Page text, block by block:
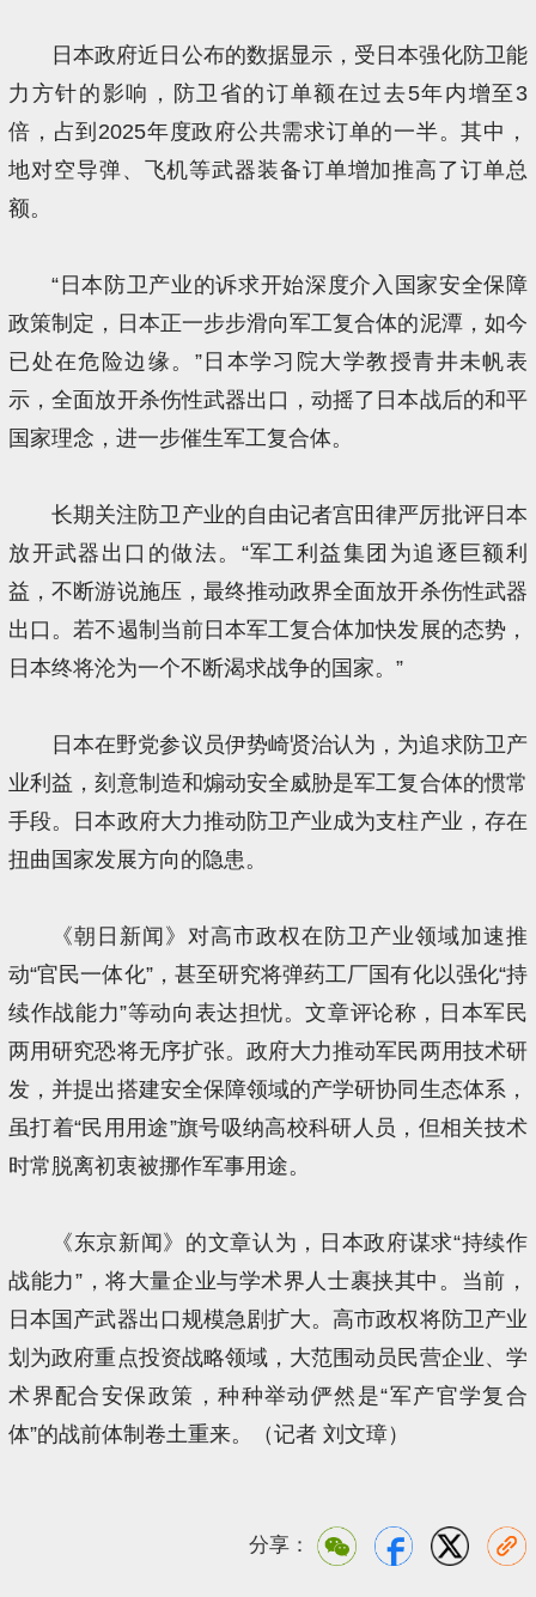
日本政府近日公布的数据显示，受日本强化防卫能
力方针的影响，防卫省的订单额在过去5年内增至3
倍，占到2025年度政府公共需求订单的一半。其中，
地对空导弹、飞机等武器装备订单增加推高了订单总
额。
“日本防卫产业的诉求开始深度介入国家安全保障
政策制定，日本正一步步滑向军工复合体的泥潭，如今
已处在危险边缘。”日本学习院大学教授青井未帆表
示，全面放开杀伤性武器出口，动摇了日本战后的和平
国家理念，进一步催生军工复合体。
长期关注防卫产业的自由记者宫田律严厉批评日本
放开武器出口的做法。“军工利益集团为追逐巨额利
益，不断游说施压，最终推动政界全面放开杀伤性武器
出口。若不遏制当前日本军工复合体加快发展的态势，
日本终将沦为一个不断渴求战争的国家。”
日本在野党参议员伊势崎贤治认为，为追求防卫产
业利益，刻意制造和煽动安全威胁是军工复合体的惯常
手段。日本政府大力推动防卫产业成为支柱产业，存在
扭曲国家发展方向的隐患。
《朝日新闻》对高市政权在防卫产业领域加速推
动“官民一体化”，甚至研究将弹药工厂国有化以强化“持
续作战能力”等动向表达担忧。文章评论称，日本军民
两用研究恐将无序扩张。政府大力推动军民两用技术研
发，并提出搭建安全保障领域的产学研协同生态体系，
虽打着“民用用途”旗号吸纳高校科研人员，但相关技术
时常脱离初衷被挪作军事用途。
《东京新闻》的文章认为，日本政府谋求“持续作
战能力”，将大量企业与学术界人士裹挟其中。当前，
日本国产武器出口规模急剧扩大。高市政权将防卫产业
划为政府重点投资战略领域，大范围动员民营企业、学
术界配合安保政策，种种举动俨然是“军产官学复合
体”的战前体制卷土重来。（记者 刘文璋）
分享：